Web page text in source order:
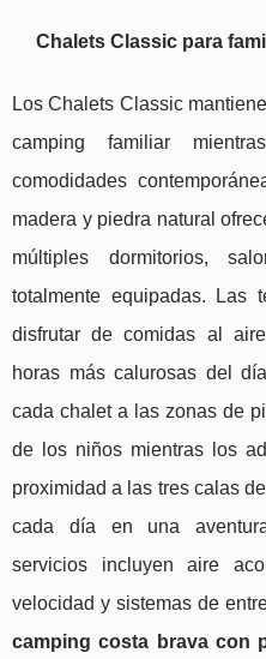
Chalets Classic para
Los Chalets Classic
camping familiar
comodidades
madera y piedra natural
múltiples dormitorios,
totalmente equipadas. Las
disfrutar de comidas al
horas más calurosas del
cada chalet a las zonas de
de los niños mientras los
proximidad a las tres calas
cada día en una
servicios incluyen aire
velocidad y sistemas de
camping costa brava con